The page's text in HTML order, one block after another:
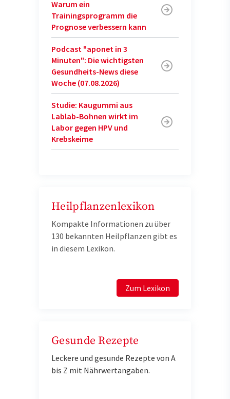
Warum ein
Trainingsprogramm die
Prognose verbessern kann
Podcast "aponet in 3
Minuten": Die wichtigsten
Gesundheits-News diese
Woche (07.08.2026)
Studie: Kaugummi aus
Lablab-Bohnen wirkt im
Labor gegen HPV und
Krebskeime
Heilpflanzenlexikon
Kompakte Informationen zu über
130 bekannten Heilpflanzen gibt es
in diesem Lexikon.
Zum Lexikon
Gesunde Rezepte
Leckere und gesunde Rezepte von A
bis Z mit Nährwertangaben.